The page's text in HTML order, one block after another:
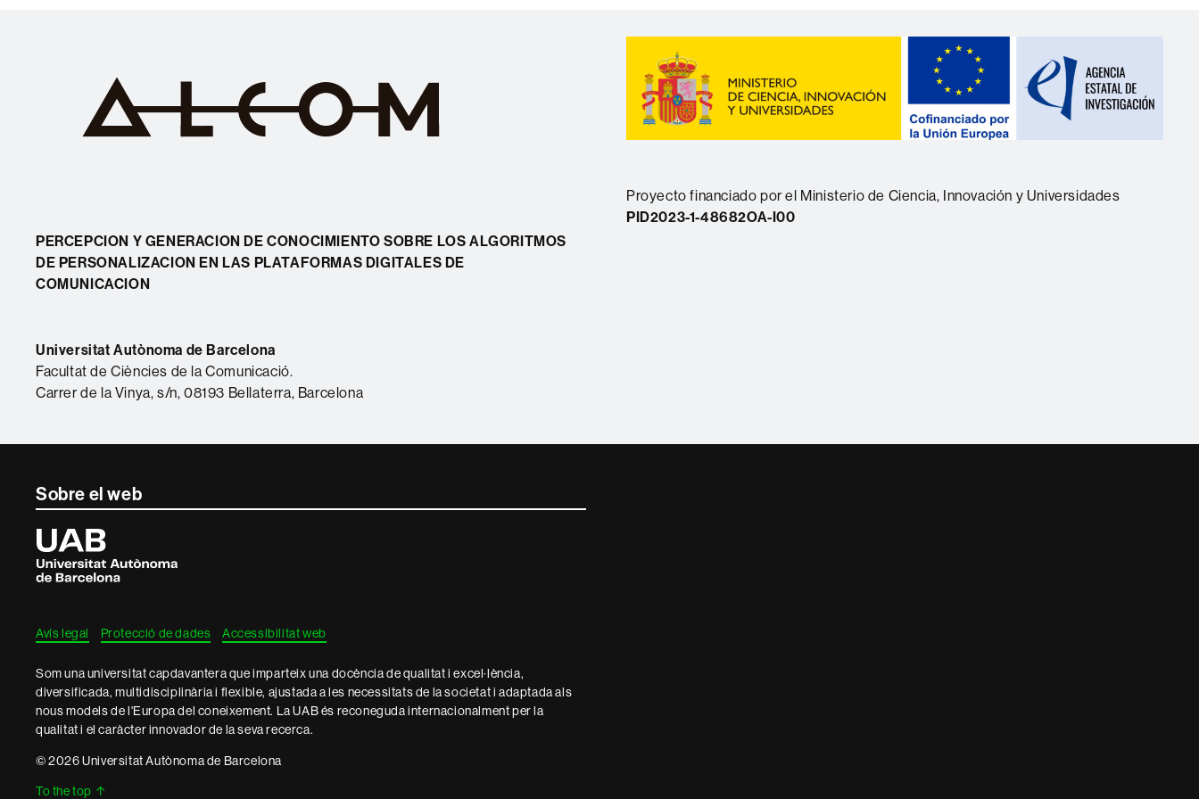
PERCEPCION Y GENERACION DE CONOCIMIENTO SOBRE LOS ALGORITMOS
DE PERSONALIZACION EN LAS PLATAFORMAS DIGITALES DE
COMUNICACION
Universitat Autònoma de Barcelona
Facultat de Ciències de la Comunicació.
Carrer de la Vinya, s/n, 08193 Bellaterra, Barcelona
Proyecto financiado por el Ministerio de Ciencia, Innovación y Universidades
PID2023-1-48682OA-I00
Contacte
informació
legal
Sobre el web
Universitat
Autònoma
de
Barcelona
Avís legal Protecció de dades Accessibilitat web
Som una universitat capdavantera que imparteix una docència de qualitat i excel·lència,
diversificada, multidisciplinària i flexible, ajustada a les necessitats de la societat i adaptada als
nous models de l'Europa del coneixement. La UAB és reconeguda internacionalment per la
qualitat i el caràcter innovador de la seva recerca.
© 2026 Universitat Autònoma de Barcelona
To the top ↑